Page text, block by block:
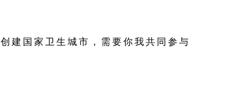
创建国家卫生城市，需要你我共同参与